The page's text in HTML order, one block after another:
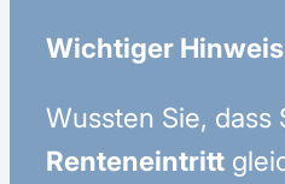
Wichtiger Hinweis
Wussten Sie, dass
Renteneintritt